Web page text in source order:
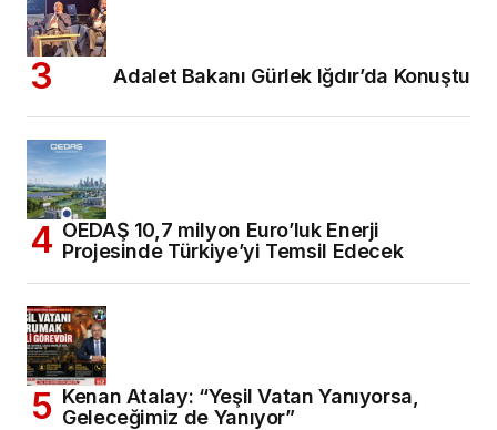
Adalet Bakanı Gürlek Iğdır’da Konuştu
OEDAŞ 10,7 milyon Euro’luk Enerji
Projesinde Türkiye’yi Temsil Edecek
Kenan Atalay: “Yeşil Vatan Yanıyorsa,
Geleceğimiz de Yanıyor”